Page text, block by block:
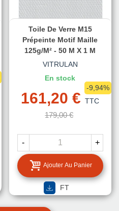
Toile De Verre M15
Prépeinte Motif Maille
125g/m² - 50 M X 1 M
VITRULAN
En stock
161,20 € TTC
179,00 €
-9,94%
- +
Ajouter Au Panier
FT